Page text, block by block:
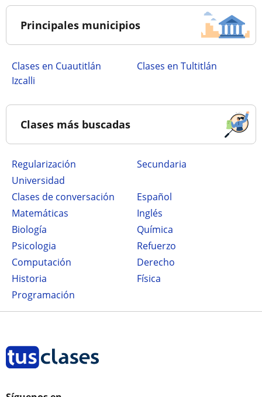
Principales municipios
Clases en Cuautitlán
Izcalli
Clases en Tultitlán
Clases más buscadas
Regularización
secundaria
Universidad
Clases de conversación
Español
Matemáticas
Inglés
Biología
Química
Psicologia
Refuerzo
Computación
Derecho
Historia
Física
Programación